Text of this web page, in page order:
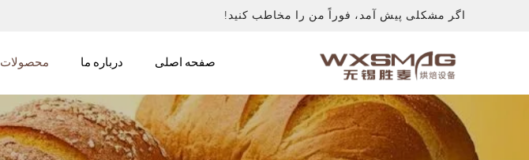
اگر مشکلی پیش آمد، فوراً من را مخاطب کنید!
صفحه اصلی درباره ما محصولات